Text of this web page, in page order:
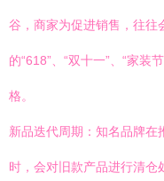
谷，商家为促进销售，往往
的“618”、“双十一”、“家装
格。
新品迭代周期：知名品牌在
时，会对旧款产品进行清仓